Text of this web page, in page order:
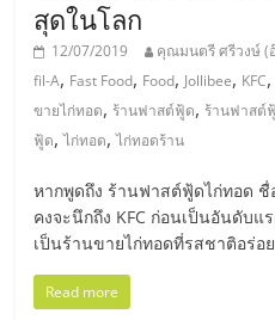
สา
ขา
แฟ
รน
ไชส์,
สุดในโลก
12/07/2019 คุณมนตรี ศรีวงษ์ (
fil-A, Fast Food, Food, Jollibee, KFC,
ขายไก่ทอด, ร้านฟาสต์ฟู้ด, ร้านฟาสต์
ฟู้ด,ไก่ทอด,ไก่ทอดร้าน
หากพูดถึง ร้านฟาสต์ฟู้ดไก่ทอด ชื่
คงจะนึกถึง KFC ก่อนเป็นอันดับแ
เป็นร้านขายไก่ทอดที่รสชาติอร่อ
Read more